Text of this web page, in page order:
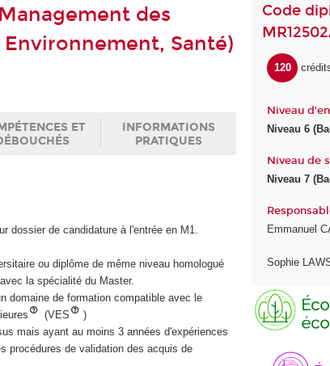
des
Environnement, Santé)
ET
INFORMATIONS
PRATIQUES
dossier de candidature à l'entrée en M1.
ou diplôme de même niveau homologué
la spécialité du Master.
domaine de formation compatible avec le
(VES
)
mais ayant au moins 3 années d'expériences
procédures de validation des acquis de
Code
120
Niveau
Niveau 6
Niveau de
Niveau 7
Emmanuel
Sophie